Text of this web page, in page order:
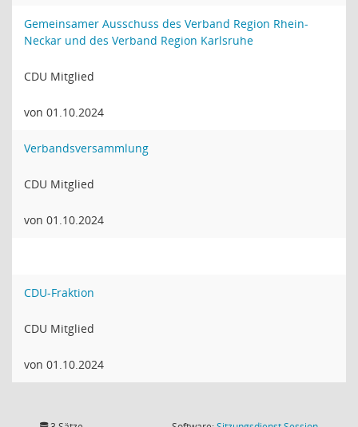
Gemeinsamer Ausschuss des Verband Region Rhein-
Neckar und des Verband Region Karlsruhe
CDU Mitglied
von 01.10.2024
Verbandsversammlung
CDU Mitglied
von 01.10.2024
CDU-Fraktion
CDU Mitglied
von 01.10.2024